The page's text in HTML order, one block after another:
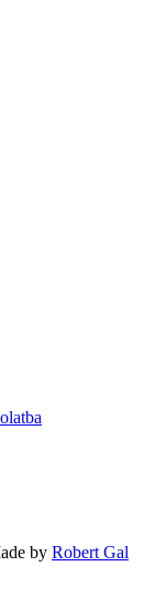
by Robert Gal